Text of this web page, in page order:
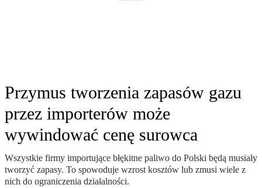
Przymus tworzenia zapasów gazu
przez importerów może
wywindować cenę surowca
Wszystkie firmy importujące błękitne paliwo do Polski będą musiały
tworzyć zapasy. To spowoduje wzrost kosztów lub zmusi wiele z
nich do ograniczenia działalności.